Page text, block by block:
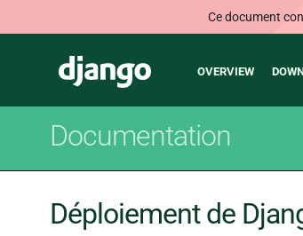
Ce document
Django
Main
OVERVIEW
Documentation
Déploiement de